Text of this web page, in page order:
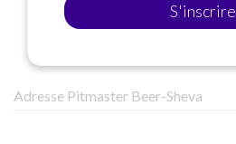
S'inscrire
Adresse Pitmaster Beer-Sheva